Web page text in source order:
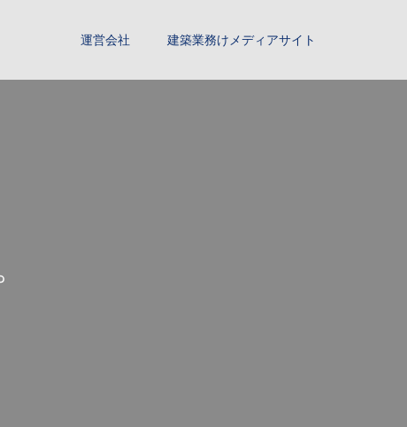
運営会社 建築業務けメディアサイト